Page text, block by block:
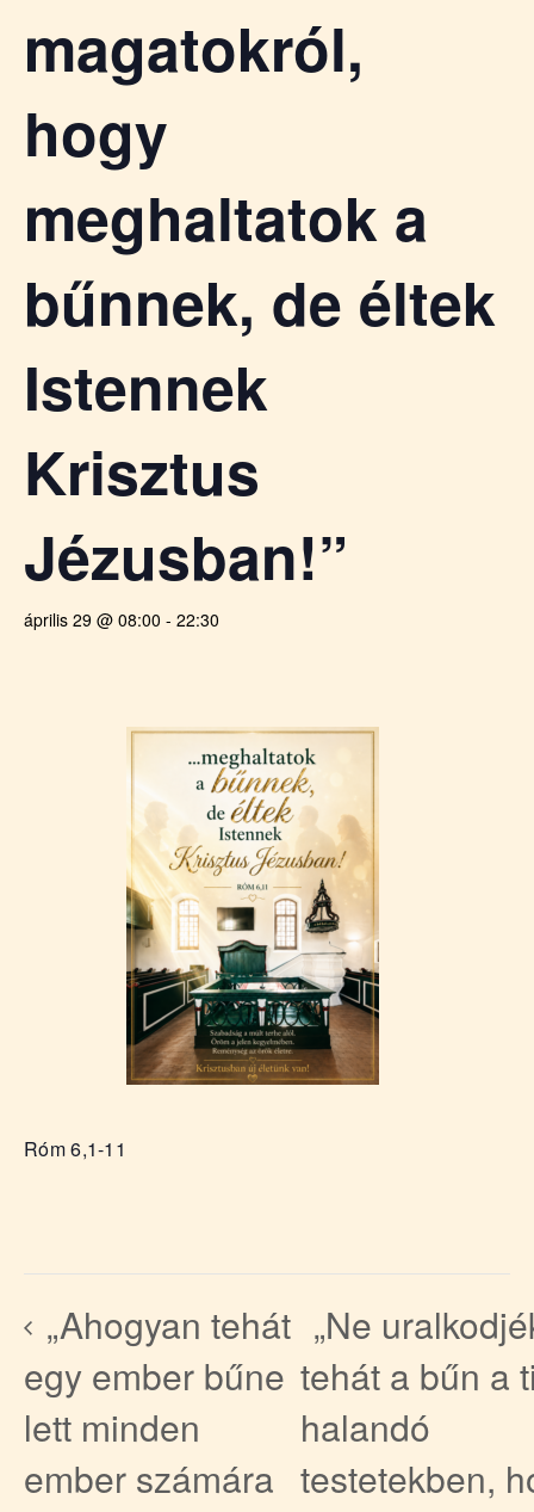
magatokról,
hogy
meghaltatok a
bűnnek, de éltek
Istennek
Krisztus
Jézusban!”
április 29 @ 08:00 - 22:30
Róm 6,1-11
„Ahogyan tehát
egy ember bűne
lett minden
ember számára
„Ne
tehát a bűn a
halandó
testetekben,